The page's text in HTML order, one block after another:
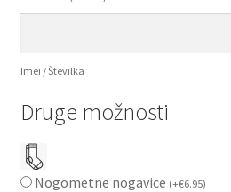
Imei / Številka
Druge možnosti
Nogometne nogavice (+€6.95)